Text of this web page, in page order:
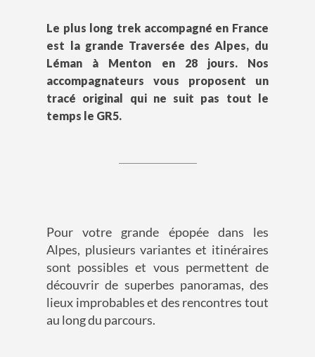
Le plus long trek accompagné en France
est la grande Traversée des Alpes, du
Léman à Menton en 28 jours. Nos
accompagnateurs vous proposent un
tracé original qui ne suit pas tout le
temps le GR5.
Pour votre grande épopée dans les
Alpes, plusieurs variantes et itinéraires
sont possibles et vous permettent de
découvrir de superbes panoramas, des
lieux improbables et des rencontres tout
au long du parcours.